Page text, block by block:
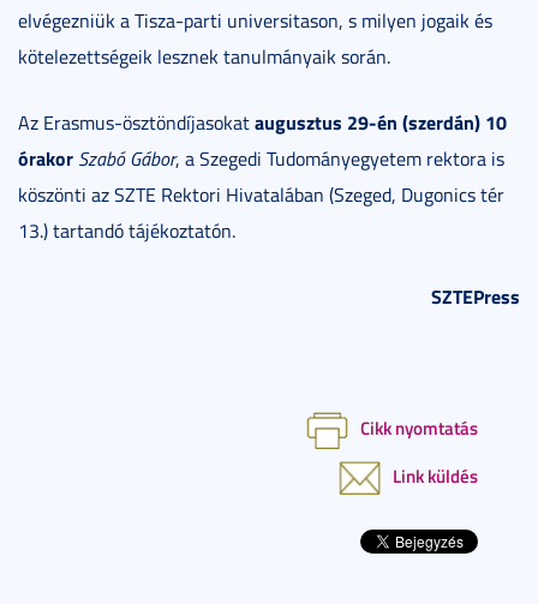
elvégezniük a Tisza-parti universitason, s milyen jogaik és
kötelezettségeik lesznek tanulmányaik során.
Az Erasmus-ösztöndíjasokataugusztus 29-én (szerdán) 10
órakor Szabó Gábor, a Szegedi Tudományegyetem rektora is
köszönti az SZTE Rektori Hivatalában (Szeged, Dugonics tér
13.) tartandó tájékoztatón.
SZTEPress
Cikk nyomtatás
Link küldés